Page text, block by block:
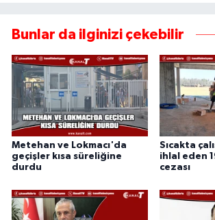
Bunlar da ilginizi çekebilir
Metehan ve Lokmacı'da
geçişler kısa süreliğine
durdu
Sıcakta
ihlal eden
cezası